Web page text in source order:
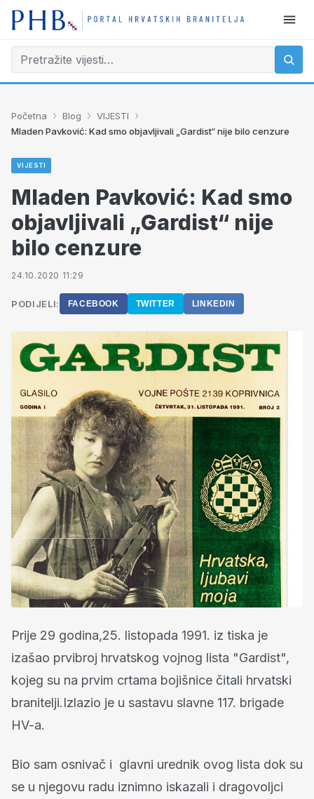
Početna › Blog › VIJESTI ›
Mladen Pavković: Kad smo objavljivali „Gardist“ nije bilo cenzure
VIJESTI
Mladen Pavković: Kad smo
objavljivali „Gardist“ nije
bilo cenzure
24.10.2020 11:29
PODIJELI: FACEBOOK TWITTER LINKEDIN
Prije 29 godina,25. listopada 1991. iz tiska je
izašao prvibroj hrvatskog vojnog lista "Gardist",
kojeg su na prvim crtama bojišnice čitali hrvatski
branitelji.Izlazio je u sastavu slavne 117. brigade
HV-a.
Bio sam osnivač i glavni urednik ovog lista dok su
se u njegovu radu iznimno iskazali i dragovoljci